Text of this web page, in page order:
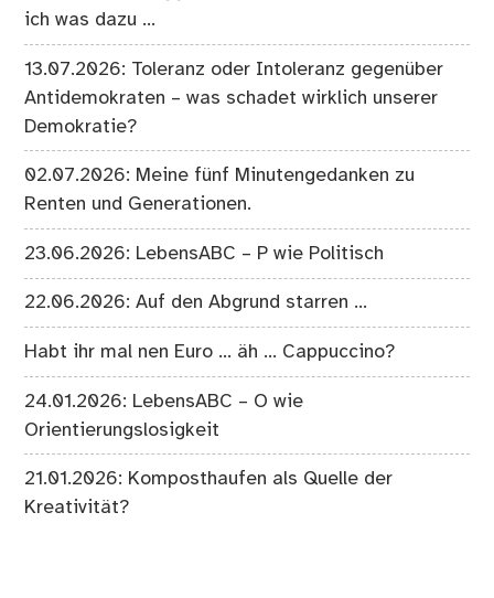
ich was dazu …
13.07.2026: Toleranz oder Intoleranz gegenüber
Antidemokraten – was schadet wirklich unserer
Demokratie?
02.07.2026: Meine fünf Minutengedanken zu
Renten und Generationen.
23.06.2026: LebensABC – P wie Politisch
22.06.2026: Auf den Abgrund starren …
Habt ihr mal nen Euro … äh … Cappuccino?
24.01.2026: LebensABC – O wie
Orientierungslosigkeit
21.01.2026: Komposthaufen als Quelle der
Kreativität?